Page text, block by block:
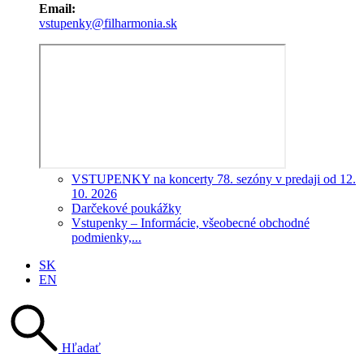
Email:
vstupenky@filharmonia.sk
VSTUPENKY na koncerty 78. sezóny v predaji od 12.
10. 2026
Darčekové poukážky
Vstupenky – Informácie, všeobecné obchodné
podmienky,...
SK
EN
Hľadať